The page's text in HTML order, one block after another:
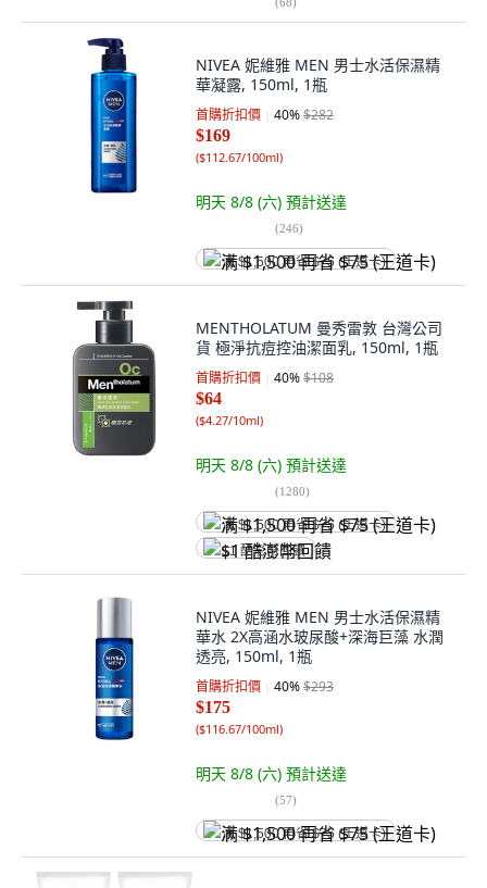
NIVEA 妮維雅 MEN 男士水活保濕精
華凝露, 150ml, 1瓶
首購折扣價 40%$282
$169
($112.67/100ml)
明天 8/8 (六) 預計送達
(246)
满 $1,500 再省 $75 (王道卡)
MENTHOLATUM 曼秀雷敦 台灣公司
貨 極淨抗痘控油潔面乳, 150ml, 1瓶
首購折扣價 40%$108
$64
($4.27/10ml)
明天 8/8 (六) 預計送達
(1280)
满 $1,500 再省 $75 (王道卡)
$1 酷澎幣回饋
NIVEA 妮維雅 MEN 男士水活保濕精
華水 2X高涵水玻尿酸+深海巨藻 水潤
透亮, 150ml, 1瓶
首購折扣價 40%$293
$175
($116.67/100ml)
明天 8/8 (六) 預計送達
(57)
满 $1,500 再省 $75 (王道卡)